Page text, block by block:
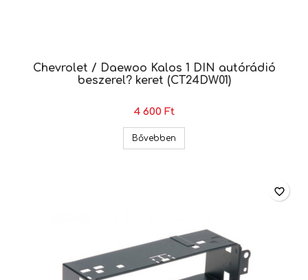
Chevrolet / Daewoo Kalos 1 DIN autórádió
beszerel? keret (CT24DW01)
4 600 Ft
Bővebben
favorite_border